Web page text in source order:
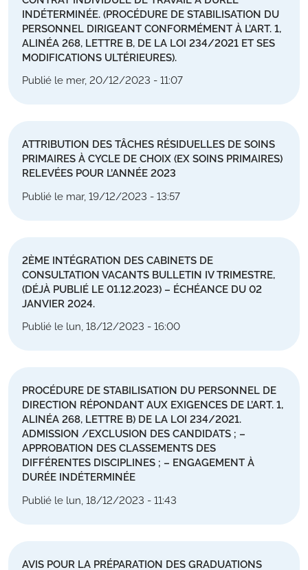
INDÉTERMINÉE. (PROCÉDURE DE STABILISATION DU
PERSONNEL DIRIGEANT CONFORMÉMENT À L’ART. 1,
ALINÉA 268, LETTRE B, DE LA LOI 234/2021 ET SES
MODIFICATIONS ULTÉRIEURES).
Publié le mer, 20/12/2023 - 11:07
ATTRIBUTION DES TÂCHES RÉSIDUELLES DE SOINS
PRIMAIRES À CYCLE DE CHOIX (EX SOINS PRIMAIRES)
RELEVÉES POUR L’ANNÉE 2023
Publié le mar, 19/12/2023 - 13:57
2ÈME INTÉGRATION DES CABINETS DE
CONSULTATION VACANTS BULLETIN IV TRIMESTRE,
(DÉJÀ PUBLIÉ LE 01.12.2023) – ÉCHÉANCE DU 02
JANVIER 2024.
Publié le lun, 18/12/2023 - 16:00
PROCÉDURE DE STABILISATION DU PERSONNEL DE
DIRECTION RÉPONDANT AUX EXIGENCES DE L’ART. 1,
ALINÉA 268, LETTRE B) DE LA LOI 234/2021.
ADMISSION /EXCLUSION DES CANDIDATS ; –
APPROBATION DES CLASSEMENTS DES
DIFFÉRENTES DISCIPLINES ; – ENGAGEMENT À
DURÉE INDÉTERMINÉE
Publié le lun, 18/12/2023 - 11:43
AVIS POUR LA PRÉPARATION DES GRADUATIONS